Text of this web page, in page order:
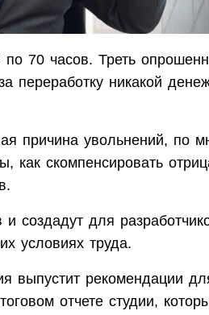
по 70 часов. Треть
переработку никакой
причина увольнений, по
как скомпенсировать
создадут для
условиях труда.
выпустит рекомендации
отчете студии,